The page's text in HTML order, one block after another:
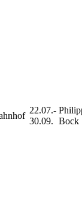
22.07.-
30.09. Bock